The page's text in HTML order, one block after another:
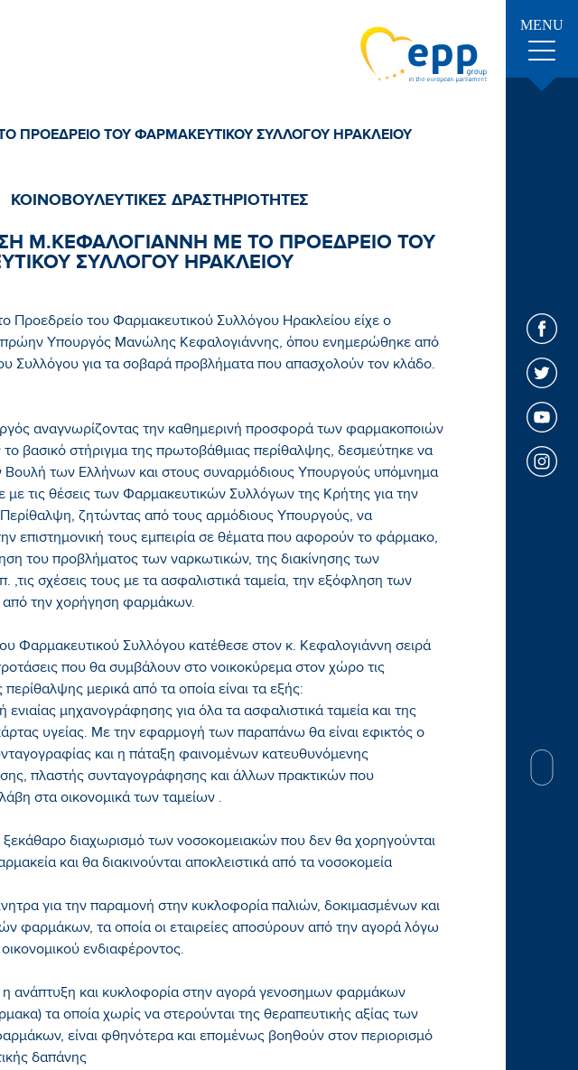
MENU
ΠΡΟΕΔΡΕΙΟ ΤΟΥ ΦΑΡΜΑΚΕΥΤΙΚΟΥ ΣΥΛΛΟΓΟΥ ΗΡΑΚΛΕΙΟΥ
ΚΟΙΝΟΒΟΥΛΕΥΤΙΚΕΣ ΔΡΑΣΤΗΡΙΟΤΗΤΕΣ
Μ.ΚΕΦΑΛΟΓΙΑΝΝΗ ΜΕ ΤΟ ΠΡΟΕΔΡΕΙΟ ΤΟΥ
ΣΥΛΛΟΓΟΥ ΗΡΑΚΛΕΙΟΥ
Προεδρείο του Φαρμακευτικού Συλλόγου Ηρακλείου είχε ο
πρώην Υπουργός Μανώλης Κεφαλογιάννης, όπου ενημερώθηκε από
Συλλόγου για τα σοβαρά προβλήματα που απασχολούν τον κλάδο.
αναγνωρίζοντας την καθημερινή προσφορά των φαρμακοποιών
βασικό στήριγμα της πρωτοβάθμιας περίθαλψης, δεσμεύτηκε να
Βουλή των Ελλήνων και στους συναρμόδιους Υπουργούς υπόμνημα
με τις θέσεις των Φαρμακευτικών Συλλόγων της Κρήτης για την
ζητώντας από τους αρμόδιους Υπουργούς, να
επιστημονική τους εμπειρία σε θέματα που αφορούν το φάρμακο,
του προβλήματος των ναρκωτικών, της διακίνησης των
,τις σχέσεις τους με τα ασφαλιστικά ταμεία, την εξόφληση των
την χορήγηση φαρμάκων.
Φαρμακευτικού Συλλόγου κατέθεσε στον κ. Κεφαλογιάννη σειρά
που θα συμβάλουν στο νοικοκύρεμα στον χώρο τις
μερικά από τα οποία είναι τα εξής:
ενιαίας μηχανογράφησης για όλα τα ασφαλιστικά ταμεία και της
υγείας. Με την εφαρμογή των παραπάνω θα είναι εφικτός ο
και η πάταξη φαινομένων κατευθυνόμενης
πλαστής συνταγογράφησης και άλλων πρακτικών που
στα οικονομικά των ταμείων .
ξεκάθαρο διαχωρισμό των νοσοκομειακών που δεν θα χορηγούνται
και θα διακινούνται αποκλειστικά από τα νοσοκομεία
για την παραμονή στην κυκλοφορία παλιών, δοκιμασμένων και
φαρμάκων, τα οποία οι εταιρείες αποσύρουν από την αγορά λόγω
ενδιαφέροντος.
η ανάπτυξη και κυκλοφορία στην αγορά γενοσημων φαρμάκων
τα οποία χωρίς να στερούνται της θεραπευτικής αξίας των
είναι φθηνότερα και επομένως βοηθούν στον περιορισμό
δαπάνης